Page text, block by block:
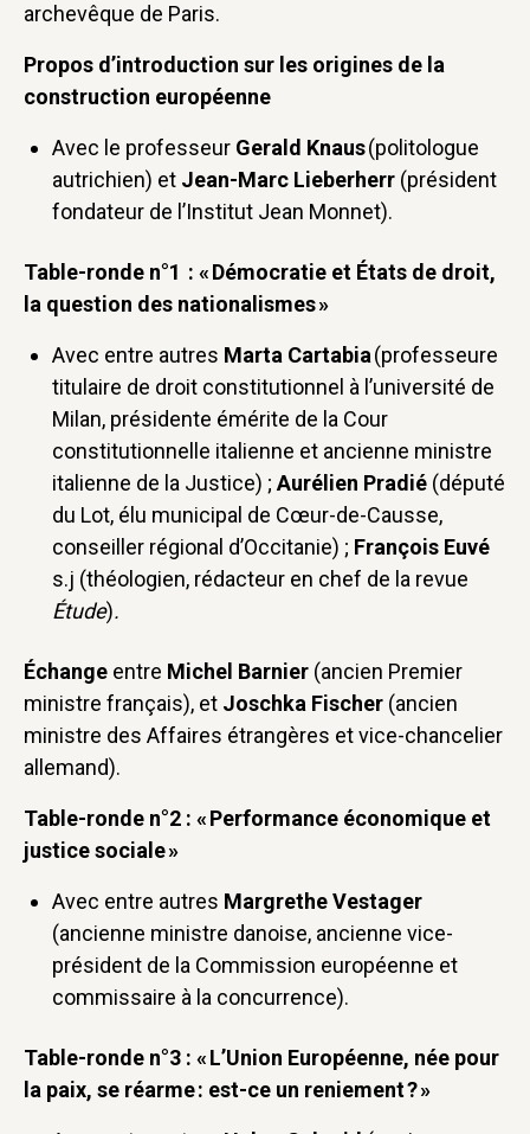
archevêque de Paris.
Propos d’introduction sur les origines de la
construction européenne
Avec le professeur Gerald Knaus(politologue
autrichien) et Jean-Marc Lieberherr (président
fondateur de l’Institut Jean Monnet).
Table-ronde n°1 : « Démocratie et États de droit,
la question des nationalismes »
Avec entre autres Marta Cartabia(professeure
titulaire de droit constitutionnel à l’université de
Milan, présidente émérite de la Cour
constitutionnelle italienne et ancienne ministre
italienne de la Justice) ; Aurélien Pradié (député
du Lot, élu municipal de Cœur-de-Causse,
conseiller régional d’Occitanie) ; François Euvé
s.j (théologien, rédacteur en chef de la revue
Étude).
Échange entre Michel Barnier (ancien Premier
ministre français), et Joschka Fischer (ancien
ministre des Affaires étrangères et vice-chancelier
allemand).
Table-ronde n°2 : « Performance économique et
justice sociale »
Avec entre autres Margrethe Vestager
(ancienne ministre danoise, ancienne vice-
président de la Commission européenne et
commissaire à la concurrence).
Table-ronde n°3 : « L’Union Européenne, née pour
la paix, se réarme : est-ce un reniement ? »